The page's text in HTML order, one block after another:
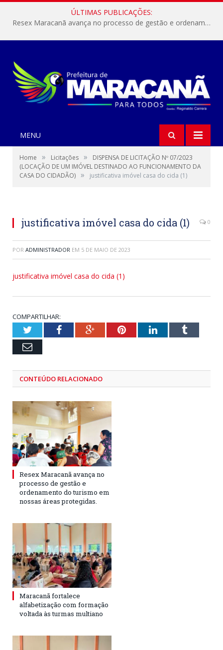
ÚLTIMAS PUBLICAÇÕES:
Resex Maracanã avança no processo de gestão e ordenamento do turismo em nossas áreas protegidas.
MENU
Home » Licitações »
DISPENSA DE LICITAÇÃO Nº 07/2023
(LOCAÇÃO DE UM IMÓVEL DESTINADO AO FUNCIONAMENTO DA
CASA DO CIDADÃO) » justificativa imóvel casa do cida (1)
justificativa imóvel casa do cida (1) 0
POR ADMINISTRADOR EM 5 DE MAIO DE 2023
justificativa imóvel casa do cida (1)
COMPARTILHAR:
TwitterFacebookGoogle+PinterestLinkedInTumblr
Email
CONTEÚDO RELACIONADO
Resex Maracanã avança no
processo de gestão e
ordenamento do turismo em
nossas áreas protegidas.
Maracanã fortalece
alfabetização com formação
voltada às turmas multiano